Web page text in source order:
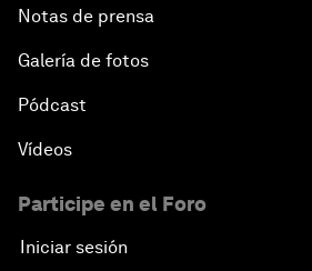
Notas de prensa
Galería de fotos
Pódcast
Vídeos
Participe en el Foro
Iniciar sesión